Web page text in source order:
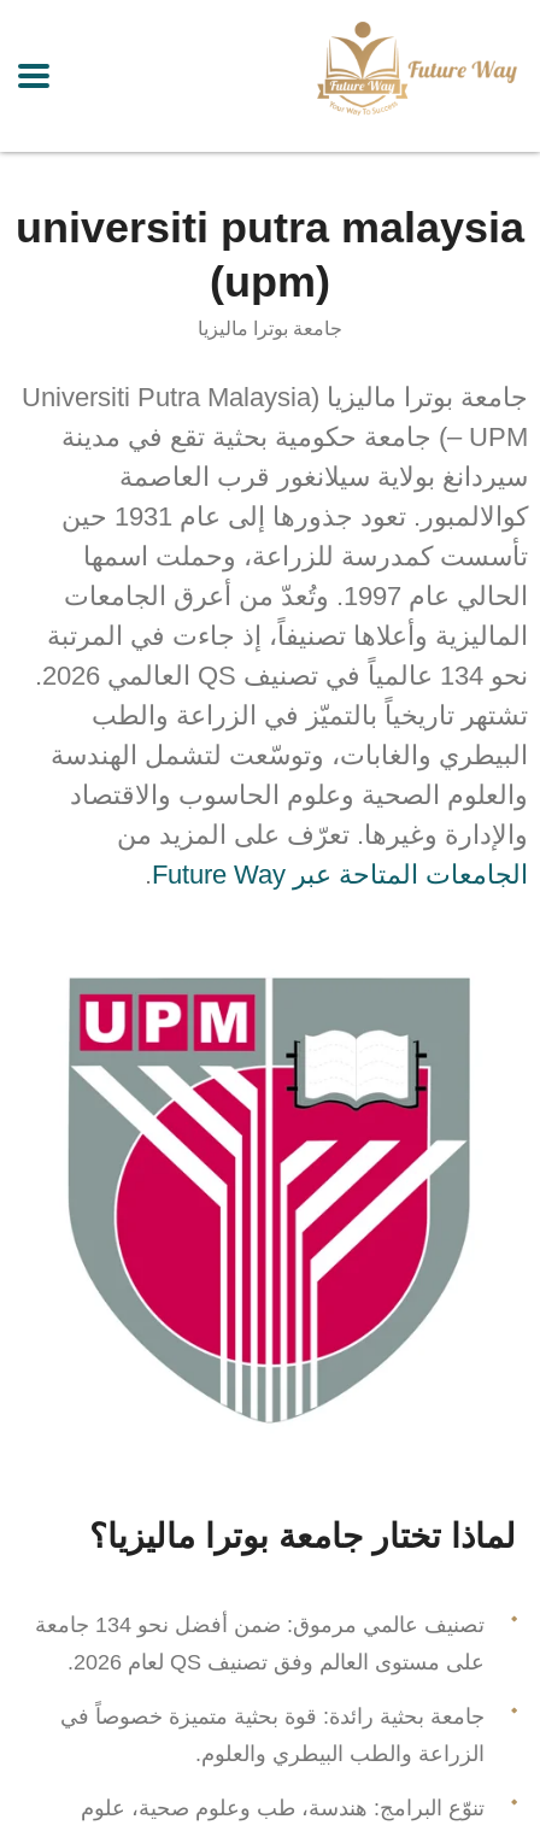
universiti putra malaysia
(upm)
جامعة بوترا ماليزيا
جامعة بوترا ماليزيا (Universiti Putra Malaysia
– UPM) جامعة حكومية بحثية تقع في مدينة
سيردانغ بولاية سيلانغور قرب العاصمة
كوالالمبور. تعود جذورها إلى عام 1931 حين
تأسست كمدرسة للزراعة، وحملت اسمها
الحالي عام 1997. وتُعدّ من أعرق الجامعات
الماليزية وأعلاها تصنيفاً، إذ جاءت في المرتبة
نحو 134 عالمياً في تصنيف QS العالمي 2026.
تشتهر تاريخياً بالتميّز في الزراعة والطب
البيطري والغابات، وتوسّعت لتشمل الهندسة
والعلوم الصحية وعلوم الحاسوب والاقتصاد
والإدارة وغيرها. تعرّف على المزيد من
الجامعات المتاحة عبر Future Way
.
لماذا تختار جامعة بوترا ماليزيا؟
تصنيف عالمي مرموق: ضمن أفضل نحو 134 جامعة
على مستوى العالم وفق تصنيف QS لعام 2026.
جامعة بحثية رائدة: قوة بحثية متميزة خصوصاً في
الزراعة والطب البيطري والعلوم.
تنوّع البرامج: هندسة، طب وعلوم صحية، علوم